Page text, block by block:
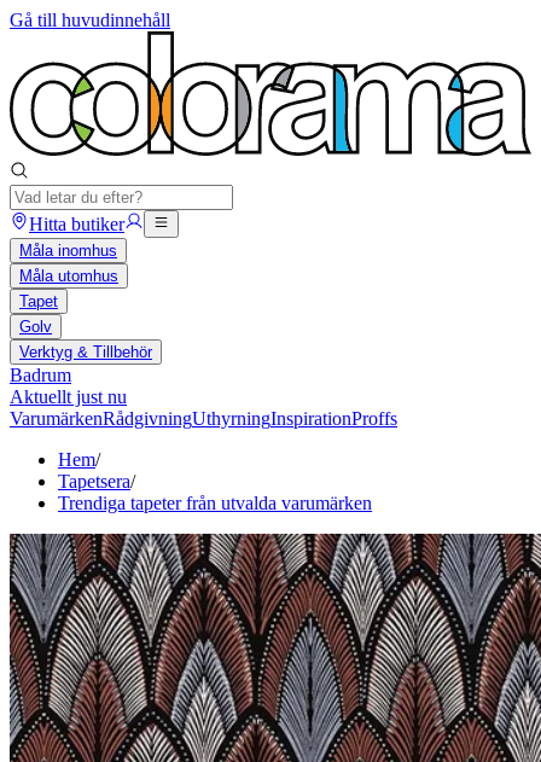
Gå till huvudinnehåll
Hitta butiker
Måla inomhus
Måla utomhus
Tapet
Golv
Verktyg & Tillbehör
Badrum
Aktuellt just nu
VarumärkenRådgivningUthyrningInspirationProffs
Hem/
Tapetsera/
Trendiga tapeter från utvalda varumärken